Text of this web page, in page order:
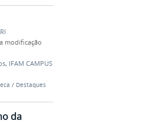
modificação
, IFAM CAMPUS
/ Destaques
da